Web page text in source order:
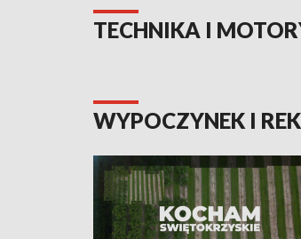
TECHNIKA I
WYPOCZYNEK I